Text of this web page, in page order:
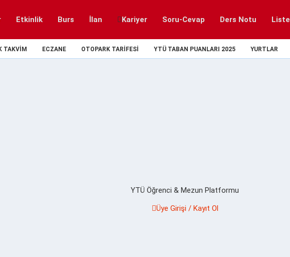
Etkinlik Burs İlan Kariyer Soru-Cevap Ders Notu Liste
TAKVIM ECZANE OTOPARK TARIFESI YTÜ TABAN PUANLARI 2025 YURTLAR
YTÜ Öğrenci & Mezun Platformu
Üye Girişi / Kayıt Ol